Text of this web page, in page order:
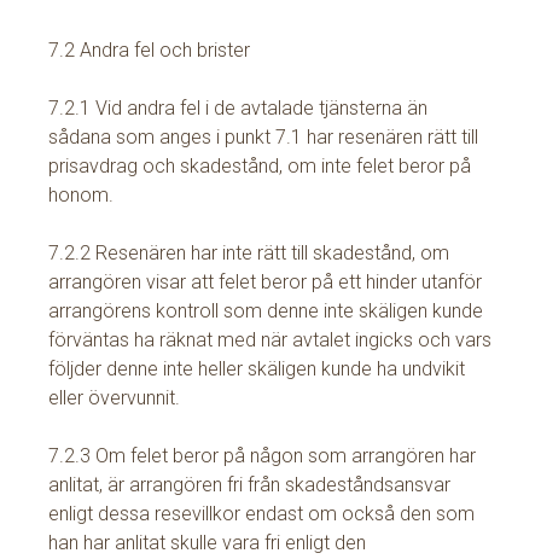
7.2 Andra fel och brister
7.2.1 Vid andra fel i de avtalade tjänsterna än
sådana som anges i punkt 7.1 har resenären rätt till
prisavdrag och skadestånd, om inte felet beror på
honom.
7.2.2 Resenären har inte rätt till skadestånd, om
arrangören visar att felet beror på ett hinder utanför
arrangörens kontroll som denne inte skäligen kunde
förväntas ha räknat med när avtalet ingicks och vars
följder denne inte heller skäligen kunde ha undvikit
eller övervunnit.
7.2.3 Om felet beror på någon som arrangören har
anlitat, är arrangören fri från skadeståndsansvar
enligt dessa resevillkor endast om också den som
han har anlitat skulle vara fri enligt den